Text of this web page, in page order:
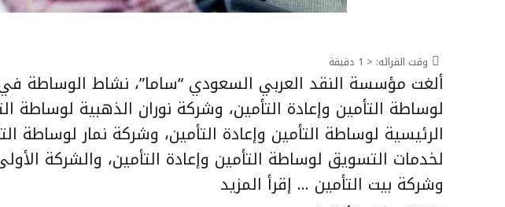
وقت القرائه: < 1 دقيقة
ألغت مؤسسة النقد العربي السعودي “ساما”، نشاط الوساطة في
لوساطة التأمين وإعادة التأمين، وشركة نوران الذهبية لوساطة
الرئيسية لوساطة التأمين وإعادة التأمين، وشركة نمار لوساطة
لخدمات التسويق لوساطة التأمين وإعادة التأمين، والشركة
وشركة بيت التأمين … إقرأ المزيد